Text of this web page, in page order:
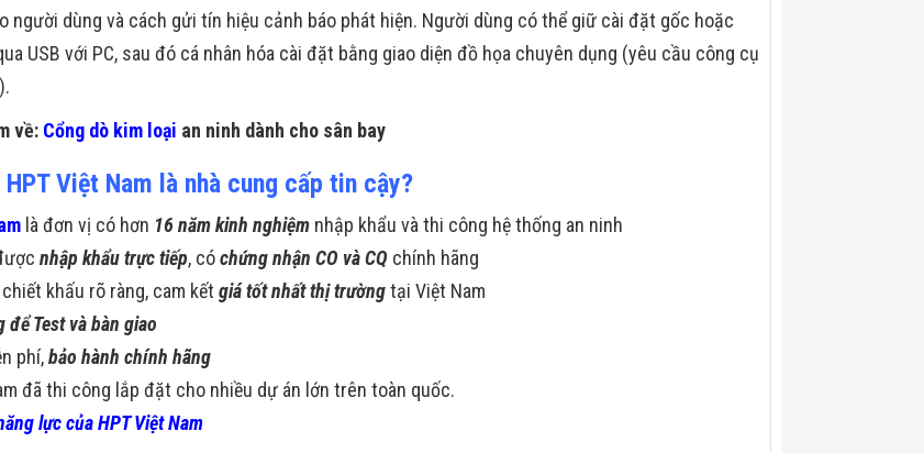
người dùng và cách gửi tín hiệu cảnh báo phát hiện. Người dùng có thể giữ cài đặt gốc hoặc
USB với PC, sau đó cá nhân hóa cài đặt bằng giao diện đồ họa chuyên dụng (yêu cầu công cụ
về: Cổng dò kim loại an ninh dành cho sân bay
Việt Nam là nhà cung cấp tin cậy?
là đơn vị có hơn 16 năm kinh nghiệm nhập khẩu và thi công hệ thống an ninh
nhập khẩu trực tiếp, cóchứng nhận CO và CQ chính hãng
khấu rõ ràng, cam kết giá tốt nhất thị trườngtại Việt Nam
để Test và bàn giao
phí,bảo hành chính hãng
đã thi công lắp đặt cho nhiều dự án lớn trên toàn quốc.
lực của HPT Việt Nam